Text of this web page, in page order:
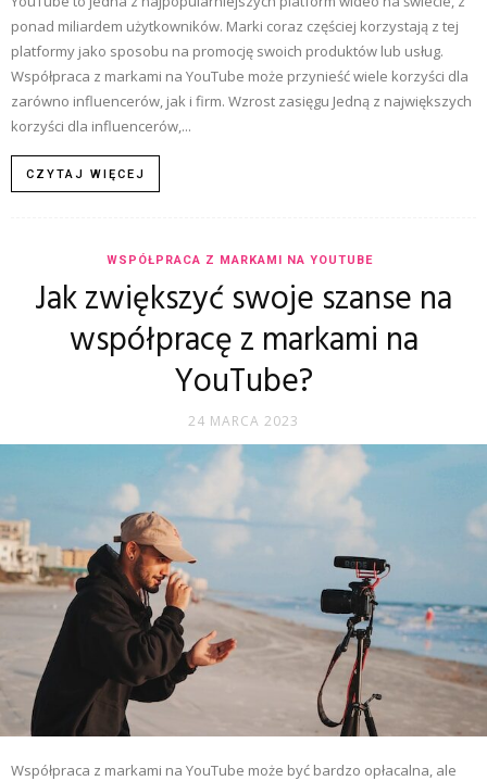
ponad miliardem użytkowników. Marki coraz częściej korzystają z tej
platformy jako sposobu na promocję swoich produktów lub usług.
Współpraca z markami na YouTube może przynieść wiele korzyści dla
zarówno influencerów, jak i firm. Wzrost zasięgu Jedną z największych
korzyści dla influencerów,...
CZYTAJ WIĘCEJ
WSPÓŁPRACA Z MARKAMI NA YOUTUBE
Jak zwiększyć swoje szanse na
współpracę z markami na
YouTube?
24 MARCA 2023
Współpraca z markami na YouTube może być bardzo opłacalna, ale